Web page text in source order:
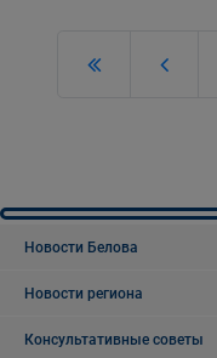
Новости Белова
Новости региона
Консультативные советы